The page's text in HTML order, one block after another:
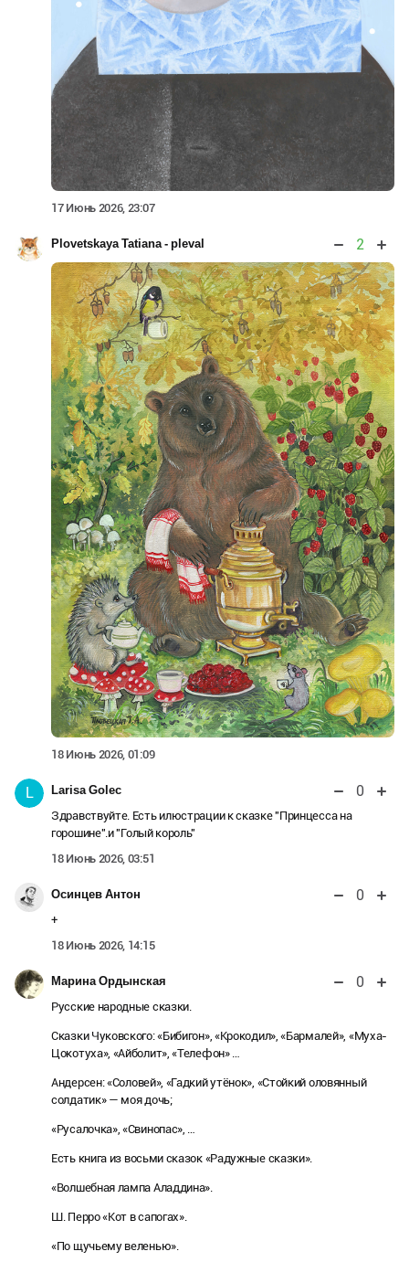
17 Июнь 2026, 23:07
Plovetskaya Tatiana - pleval 2
18 Июнь 2026, 01:09
L Larisa Golec 0
Здравствуйте. Есть илюстрации к сказке "Принцесса на
горошине".и "Голый король"
18 Июнь 2026, 03:51
Осинцев Антон 0
+
18 Июнь 2026, 14:15
Марина Ордынская 0
Русские народные сказки.
Сказки Чуковского: «Бибигон», «Крокодил», «Бармалей», «Муха-
Цокотуха», «Айболит», «Телефон» …
Андерсен: «Соловей», «Гадкий утёнок», «Стойкий оловянный
солдатик» — моя дочь;
«Русалочка», «Свинопас», …
Есть книга из восьми сказок «Радужные сказки».
«Волшебная лампа Аладдина».
Ш. Перро «Кот в сапогах».
«По щучьему веленью».